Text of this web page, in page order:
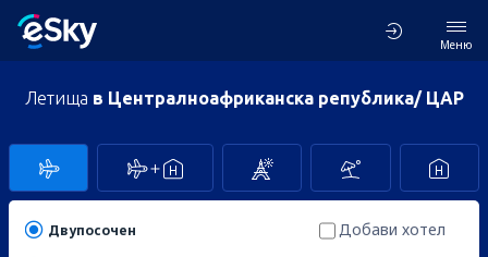
Меню
Летища в Централноафриканска република/ ЦАР
Двупосочен
Добави хотел